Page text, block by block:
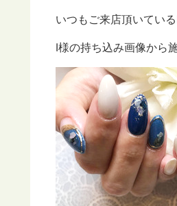
いつもご来店頂いてい
I様の持ち込み画像から